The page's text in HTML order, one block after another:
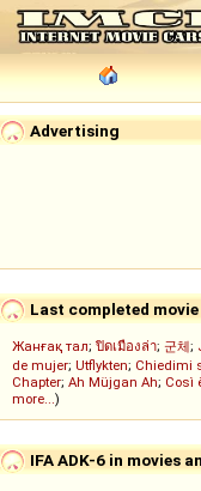
Advertising
Last completed
Жанғақ тал; ปิดเมืองล่า; 군체;
de mujer; Utflykten; Chiedimi
Chapter; Ah Müjgan Ah; Così
more...)
IFA ADK-6 in movies